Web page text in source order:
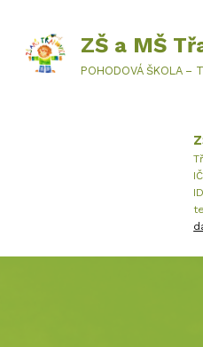
ZŠ a MŠ
POHODOVÁ ŠKOLA –